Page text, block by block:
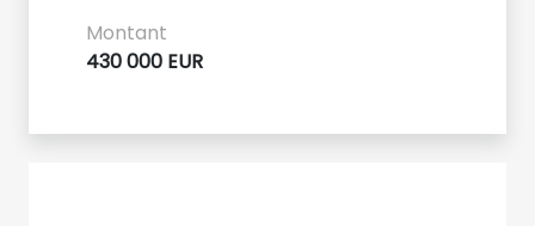
Montant
430 000 EUR